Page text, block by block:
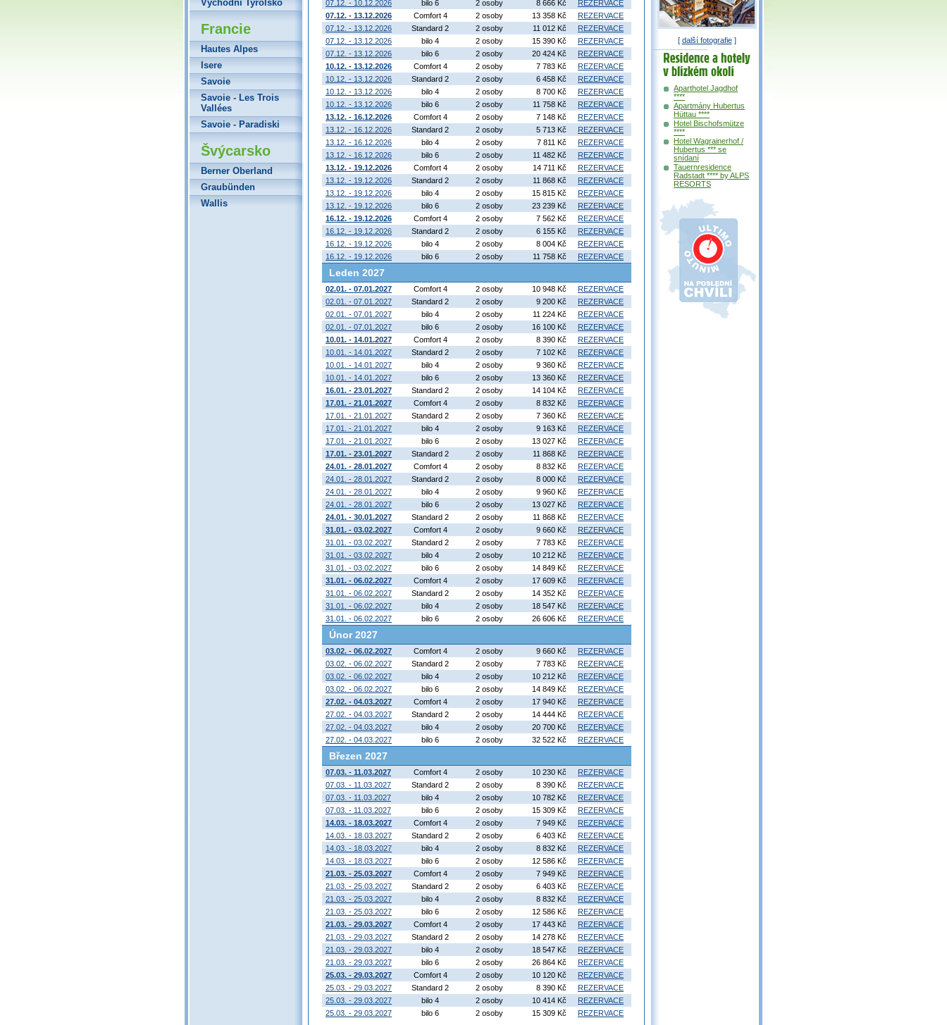
07.12. - 10.12.2026
bilo 6 2 osoby 8 666 Kč
REZERVACE
07.12. - 13.12.2026
Comfort 4 2 osoby 13 358 Kč
REZERVACE
07.12. - 13.12.2026
Standard 2 2 osoby 11 012 Kč
REZERVACE
07.12. - 13.12.2026
bilo 4 2 osoby 15 390 Kč
REZERVACE
07.12. - 13.12.2026
bilo 6 2 osoby 20 424 Kč
REZERVACE
10.12. - 13.12.2026
Comfort 4 2 osoby 7 783 Kč
REZERVACE
10.12. - 13.12.2026
Standard 2 2 osoby 6 458 Kč
REZERVACE
10.12. - 13.12.2026
bilo 4 2 osoby 8 700 Kč
REZERVACE
10.12. - 13.12.2026
bilo 6 2 osoby 11 758 Kč
REZERVACE
13.12. - 16.12.2026
Comfort 4 2 osoby 7 148 Kč
REZERVACE
13.12. - 16.12.2026
Standard 2 2 osoby 5 713 Kč
REZERVACE
13.12. - 16.12.2026
bilo 4 2 osoby 7 811 Kč
REZERVACE
13.12. - 16.12.2026
bilo 6 2 osoby 11 482 Kč
REZERVACE
13.12. - 19.12.2026
Comfort 4 2 osoby 14 711 Kč
REZERVACE
13.12. - 19.12.2026
Standard 2 2 osoby 11 868 Kč
REZERVACE
13.12. - 19.12.2026
bilo 4 2 osoby 15 815 Kč
REZERVACE
13.12. - 19.12.2026
bilo 6 2 osoby 23 239 Kč
REZERVACE
16.12. - 19.12.2026
Comfort 4 2 osoby 7 562 Kč
REZERVACE
16.12. - 19.12.2026
Standard 2 2 osoby 6 155 Kč
REZERVACE
16.12. - 19.12.2026
bilo 4 2 osoby 8 004 Kč
REZERVACE
16.12. - 19.12.2026
bilo 6 2 osoby 11 758 Kč REZERVACE
Leden 2027
02.01. - 07.01.2027 Comfort 4 2 osoby 10 948 Kč
REZERVACE
02.01. - 07.01.2027
Standard 2 2 osoby 9 200 Kč
REZERVACE
02.01. - 07.01.2027
bilo 4 2 osoby 11 224 Kč
REZERVACE
02.01. - 07.01.2027
bilo 6 2 osoby 16 100 Kč
REZERVACE
10.01. - 14.01.2027
Comfort 4 2 osoby 8 390 Kč
REZERVACE
10.01. - 14.01.2027
Standard 2 2 osoby 7 102 Kč
REZERVACE
10.01. - 14.01.2027
bilo 4 2 osoby 9 360 Kč
REZERVACE
10.01. - 14.01.2027
bilo 6 2 osoby 13 360 Kč
REZERVACE
16.01. - 23.01.2027
Standard 2 2 osoby 14 104 Kč
REZERVACE
17.01. - 21.01.2027
Comfort 4 2 osoby 8 832 Kč
REZERVACE
17.01. - 21.01.2027
Standard 2 2 osoby 7 360 Kč
REZERVACE
17.01. - 21.01.2027
bilo 4 2 osoby 9 163 Kč
REZERVACE
17.01. - 21.01.2027
bilo 6 2 osoby 13 027 Kč
REZERVACE
17.01. - 23.01.2027
Standard 2 2 osoby 11 868 Kč
REZERVACE
24.01. - 28.01.2027
Comfort 4 2 osoby 8 832 Kč
REZERVACE
24.01. - 28.01.2027
Standard 2 2 osoby 8 000 Kč
REZERVACE
24.01. - 28.01.2027
bilo 4 2 osoby 9 960 Kč
REZERVACE
24.01. - 28.01.2027
bilo 6 2 osoby 13 027 Kč
REZERVACE
24.01. - 30.01.2027
Standard 2 2 osoby 11 868 Kč
REZERVACE
31.01. - 03.02.2027
Comfort 4 2 osoby 9 660 Kč
REZERVACE
31.01. - 03.02.2027
Standard 2 2 osoby 7 783 Kč
REZERVACE
31.01. - 03.02.2027
bilo 4 2 osoby 10 212 Kč
REZERVACE
31.01. - 03.02.2027
bilo 6 2 osoby 14 849 Kč
REZERVACE
31.01. - 06.02.2027
Comfort 4 2 osoby 17 609 Kč
REZERVACE
31.01. - 06.02.2027
Standard 2 2 osoby 14 352 Kč
REZERVACE
31.01. - 06.02.2027
bilo 4 2 osoby 18 547 Kč
REZERVACE
31.01. - 06.02.2027
bilo 6 2 osoby 26 606 Kč REZERVACE
Únor 2027
03.02. - 06.02.2027 Comfort 4 2 osoby 9 660 Kč
REZERVACE
03.02. - 06.02.2027
Standard 2 2 osoby 7 783 Kč
REZERVACE
03.02. - 06.02.2027
bilo 4 2 osoby 10 212 Kč
REZERVACE
03.02. - 06.02.2027
bilo 6 2 osoby 14 849 Kč
REZERVACE
27.02. - 04.03.2027
Comfort 4 2 osoby 17 940 Kč
REZERVACE
27.02. - 04.03.2027
Standard 2 2 osoby 14 444 Kč
REZERVACE
27.02. - 04.03.2027
bilo 4 2 osoby 20 700 Kč
REZERVACE
27.02. - 04.03.2027
bilo 6 2 osoby 32 522 Kč REZERVACE
Březen 2027
07.03. - 11.03.2027 Comfort 4 2 osoby 10 230 Kč
REZERVACE
07.03. - 11.03.2027
Standard 2 2 osoby 8 390 Kč
REZERVACE
07.03. - 11.03.2027
bilo 4 2 osoby 10 782 Kč
REZERVACE
07.03. - 11.03.2027
bilo 6 2 osoby 15 309 Kč
REZERVACE
14.03. - 18.03.2027
Comfort 4 2 osoby 7 949 Kč
REZERVACE
14.03. - 18.03.2027
Standard 2 2 osoby 6 403 Kč
REZERVACE
14.03. - 18.03.2027
bilo 4 2 osoby 8 832 Kč
REZERVACE
14.03. - 18.03.2027
bilo 6 2 osoby 12 586 Kč
REZERVACE
21.03. - 25.03.2027
Comfort 4 2 osoby 7 949 Kč
REZERVACE
21.03. - 25.03.2027
Standard 2 2 osoby 6 403 Kč
REZERVACE
21.03. - 25.03.2027
bilo 4 2 osoby 8 832 Kč
REZERVACE
21.03. - 25.03.2027
bilo 6 2 osoby 12 586 Kč
REZERVACE
21.03. - 29.03.2027
Comfort 4 2 osoby 17 443 Kč
REZERVACE
21.03. - 29.03.2027
Standard 2 2 osoby 14 278 Kč
REZERVACE
21.03. - 29.03.2027
bilo 4 2 osoby 18 547 Kč
REZERVACE
21.03. - 29.03.2027
bilo 6 2 osoby 26 864 Kč
REZERVACE
25.03. - 29.03.2027
Comfort 4 2 osoby 10 120 Kč
REZERVACE
25.03. - 29.03.2027
Standard 2 2 osoby 8 390 Kč
REZERVACE
25.03. - 29.03.2027
bilo 4 2 osoby 10 414 Kč
REZERVACE
25.03. - 29.03.2027
bilo 6 2 osoby 15 309 Kč REZERVACE
Východní Tyrolsko
Francie
Hautes Alpes
Isere
Savoie
Savoie - Les Trois
Vallées
Savoie - Paradiski
Švýcarsko
Berner Oberland
Graubünden
Wallis
[ další fotografie]
Residence a
hotely v okolí
Aparthotel Jagdhof
****
Apartmány Hubertus
Hüttau ****
Hotel Bischofsmütze
****
Hotel Wagrainerhof /
Hubertus *** se
snídaní
Tauernresidence
Radstadt **** by ALPS
RESORTS